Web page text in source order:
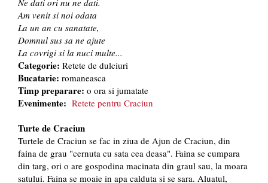
Ne dati ori nu ne dati.
Am venit si noi odata
La un an cu sanatate,
Domnul sus sa ne ajute
La covrigi si la nuci multe...
Categorie: Retete de dulciuri
Bucatarie: romaneasca
Timp preparare: o ora si jumatate
Evenimente: Retete pentru Craciun
Turte de Craciun
Turtele de Craciun se fac in ziua de Ajun de Craciun, din
faina de grau "cernuta cu sata cea deasa". Faina se cumpara
din targ, ori o are gospodina macinata din graul sau, la moara
satului. Faina se moaie in apa calduta si se sara. Aluatul,